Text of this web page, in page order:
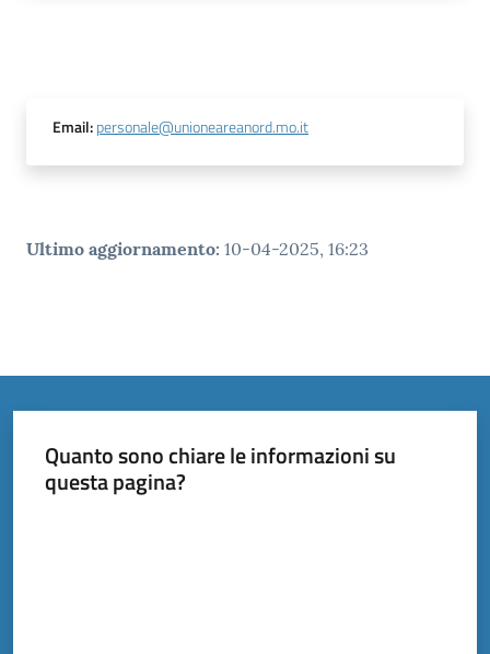
Email:personale@unioneareanord.mo.it
Ultimo aggiornamento: 10-04-2025, 16:23
Quanto sono chiare le informazioni su
questa pagina?